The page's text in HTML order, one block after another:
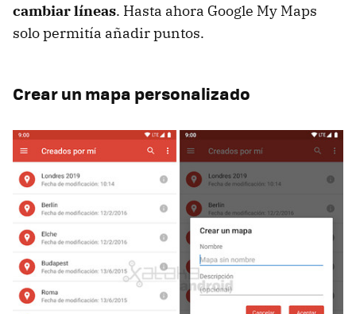
cambiar líneas. Hasta ahora Google My Maps
solo permitía añadir puntos.
Crear un mapa personalizado